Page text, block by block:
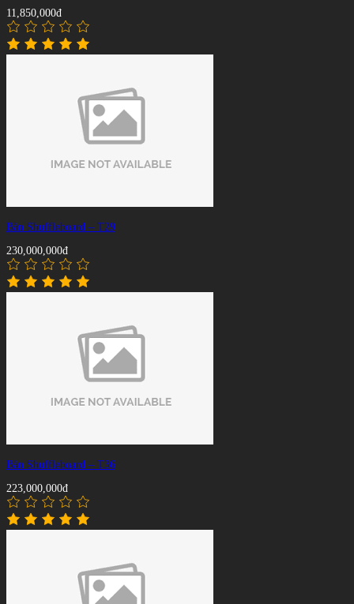
11,850,000đ
Bàn Shuffleboard – T29
230,000,000đ
Bàn Shuffleboard – T36
223,000,000đ